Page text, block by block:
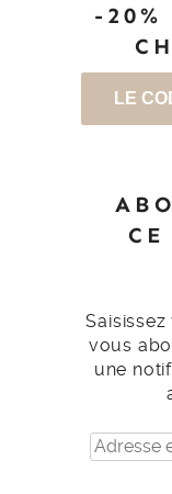
-20%
LE
vous
une
Adresse
e-